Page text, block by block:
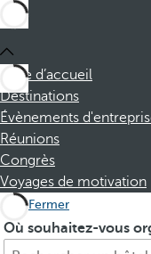
Page d’accueil
Destinations
Évènements
Réunions
Congrès
Voyages de motivation
Fermer
Où souhaitez-vous
H
P